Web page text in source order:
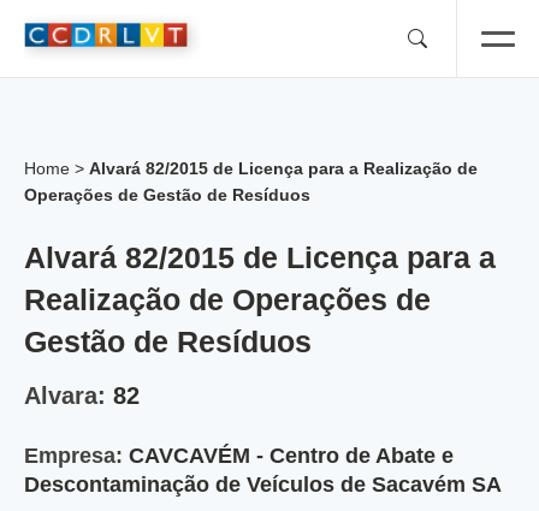
Home > Alvará 82/2015 de Licença para a Realização de
Operações de Gestão de Resíduos
Alvará 82/2015 de Licença para a
Realização de Operações de
Gestão de Resíduos
Alvara: 82
Empresa: CAVCAVÉM - Centro de Abate e
Descontaminação de Veículos de Sacavém SA